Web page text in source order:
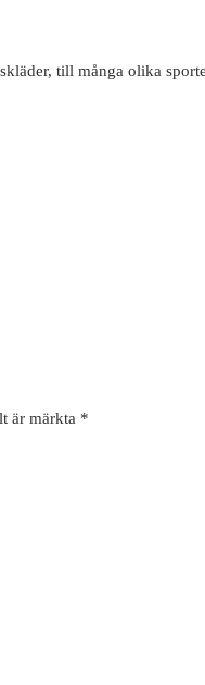
till många olika
är märkta *